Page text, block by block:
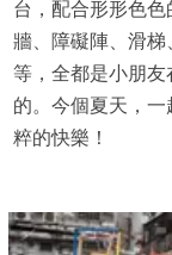
台，配合形形色
牆、障礙陣、滑
等，全都是小朋友
的。今個夏天，
粹的快樂！